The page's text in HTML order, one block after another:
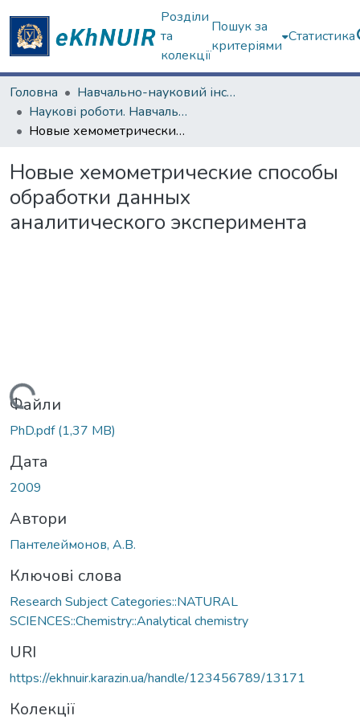
Розділи
та
колекції
Пошук за
критеріями
Статистика
Головна
Навчально-науковий інститут Хімії
Наукові роботи. Навчально-науковий інститут Хімії
Новые хемометрические способы обработки данных аналитического эксперимента
Новые хемометрические способы
обработки данных
аналитического эксперимента
Вантажиться...
Файли
PhD.pdf(1,37 MB)
Дата
2009
Автори
Пантелеймонов, А.В.
Ключові слова
Research Subject Categories::NATURAL
SCIENCES::Chemistry::Analytical chemistry
URI
https://ekhnuir.karazin.ua/handle/123456789/13171
Колекції